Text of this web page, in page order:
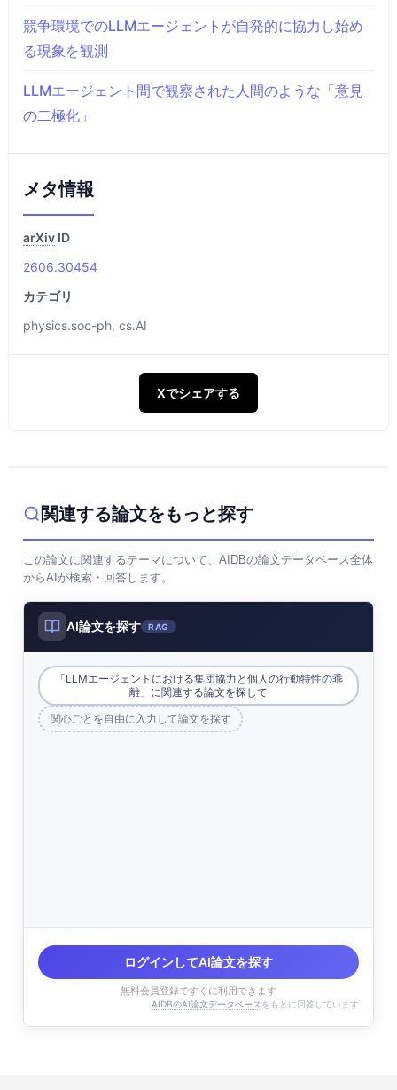
競争環境でのLLMエージェントが自発的に協力し始め
る現象を観測
LLMエージェント間で観察された人間のような「意見
の二極化」
メタ情報
arXiv ID
2606.30454
カテゴリ
physics.soc-ph, cs.AI
Xでシェアする
関連する論文をもっと探す
この論文に関連するテーマについて、AIDBの論文データベース全体
からAIが検索・回答します。
AI論文を探す RAG
「LLMエージェントにおける集団協力と個人の行動特性の乖
離」に関連する論文を探して
関心ごとを自由に入力して論文を探す
ログインしてAI論文を探す
無料会員登録ですぐに利用できます
AIDBのAI論文データベース をもとに回答しています